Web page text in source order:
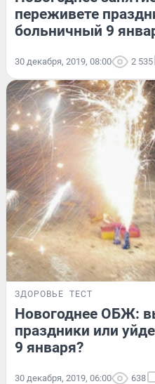
переживете
больничный 9
30 декабря, 2019, 08:00 2 535
ЗДОРОВЬЕ ТЕСТ
Новогоднее ОБЖ:
праздники или
9 января?
30 декабря, 2019, 06:00 638